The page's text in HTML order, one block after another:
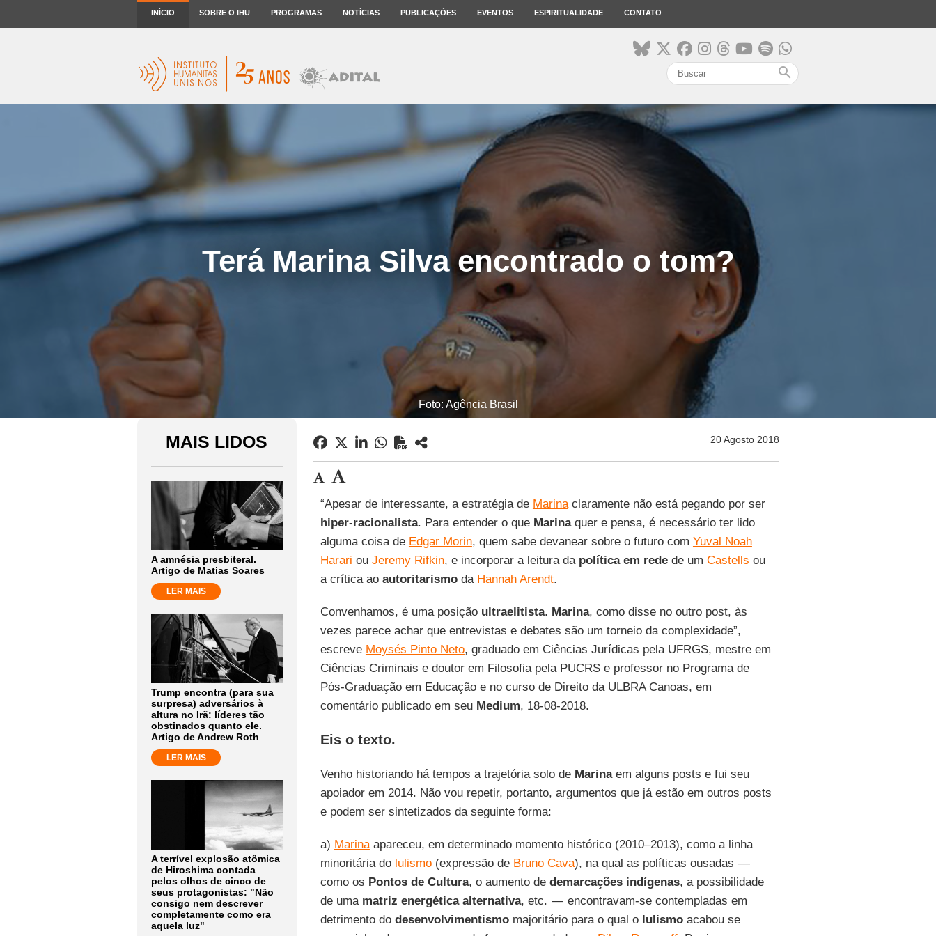
INÍCIO SOBRE O IHU PROGRAMAS NOTÍCIAS PUBLICAÇÕES EVENTOS ESPIRITUALIDADE CONTATO
search
Terá Marina Silva encontrado o tom?
Foto: Agência Brasil
MAIS LIDOS
A amnésia presbiteral.
Artigo de Matias Soares
LER MAIS
Trump encontra (para sua
surpresa) adversários à
altura no Irã: líderes tão
obstinados quanto ele.
Artigo de Andrew Roth
LER MAIS
A terrível explosão atômica
de Hiroshima contada
pelos olhos de cinco de
seus protagonistas: "Não
consigo nem descrever
completamente como era
aquela luz"
20 Agosto 2018
“Apesar de interessante, a estratégia de Marinaclaramente não está pegando por ser
hiper-racionalista. Para entender o que Marinaquer e pensa, é necessário ter lido
alguma coisa de Edgar Morin, quem sabe devanear sobre o futuro com Yuval Noah
Harari ou Jeremy Rifkin, e incorporar a leitura da política em redede um Castells ou
a crítica ao autoritarismoda Hannah Arendt.
Convenhamos, é uma posição ultraelitista. Marina, como disse no outro post, às
vezes parece achar que entrevistas e debates são um torneio da complexidade”,
escreve Moysés Pinto Neto, graduado em Ciências Jurídicas pela UFRGS, mestre em
Ciências Criminais e doutor em Filosofia pela PUCRS e professor no Programa de
Pós-Graduação em Educação e no curso de Direito da ULBRA Canoas, em
comentário publicado em seu Medium, 18-08-2018.
Eis o texto.
Venho historiando há tempos a trajetória solo de Marinaem alguns posts e fui seu
apoiador em 2014. Não vou repetir, portanto, argumentos que já estão em outros posts
e podem ser sintetizados da seguinte forma:
a) Marinaapareceu, em determinado momento histórico (2010–2013), como a linha
minoritária do lulismo(expressão de Bruno Cava), na qual as políticas ousadas —
como os Pontos de Cultura, o aumento de demarcações indígenas, a possibilidade
de uma matriz energética alternativa, etc. — encontravam-se contempladas em
detrimento do desenvolvimentismomajoritário para o qual o lulismoacabou se